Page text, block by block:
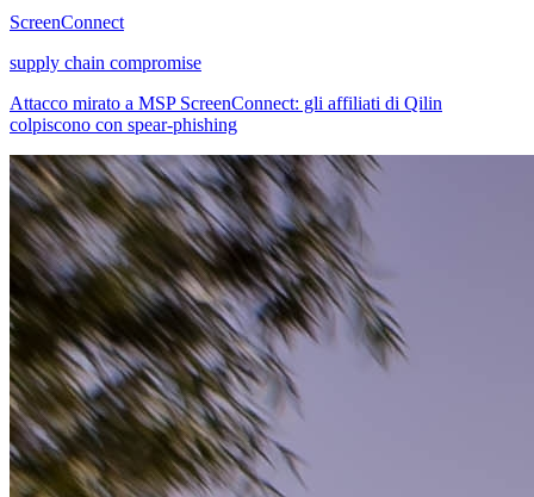
ScreenConnect
supply chain compromise
Attacco mirato a MSP ScreenConnect: gli affiliati di Qilin
colpiscono con spear-phishing